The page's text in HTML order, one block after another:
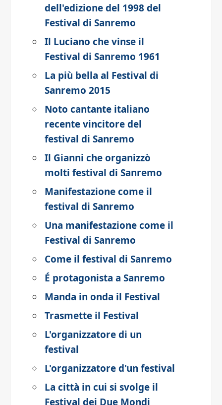
dell'edizione del 1998 del
Festival di Sanremo
Il Luciano che vinse il
Festival di Sanremo 1961
La più bella al Festival di
Sanremo 2015
Noto cantante italiano
recente vincitore del
festival di Sanremo
Il Gianni che organizzò
molti festival di Sanremo
Manifestazione come il
festival di Sanremo
Una manifestazione come il
Festival di Sanremo
Come il festival di Sanremo
É protagonista a Sanremo
Manda in onda il Festival
Trasmette il Festival
L'organizzatore di un
festival
L'organizzatore d'un festival
La città in cui si svolge il
Festival dei Due Mondi